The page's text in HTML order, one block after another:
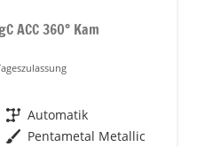
ACC 360° Kam
Getriebe Automatik
Außenfarbe Pentametal Metallic